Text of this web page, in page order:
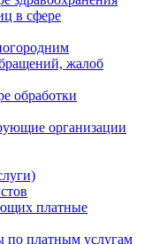
в сфере
жалоб
обработки
организации
платные
по платным услугам